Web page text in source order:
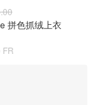
拼色抓绒上衣
FR